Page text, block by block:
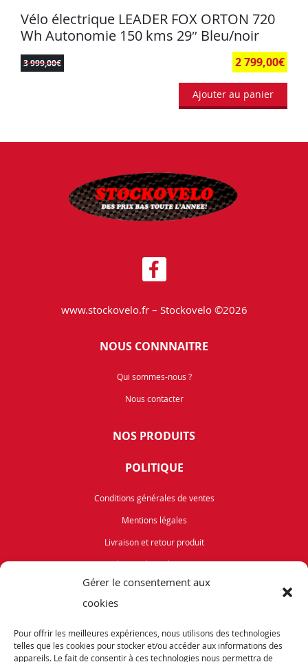
Gérer le consentement aux
cookies
Pour offrir les meilleures expériences, nous utilisons des technologies
telles que les cookies pour stocker et/ou accéder aux informations des
appareils. Le fait de consentir à ces technologies nous permettra de
Vélo électrique LEADER FOX ORTON 720
Wh Autonomie 150 kms 29″ Bleu/noir
3 999,00€ 2 799,00€
Ajouter au panier
www.stockovelo.fr – Stockovelo ©2026
NOUS CONNNAITRE
Qui sommes-nous ?
Nous contacter
NOS PRODUITS
POLITIQUE
Conditions générales de ventes
Mentions légales
Livraison et retour produit
Politique de cookies (UE)
Occasions